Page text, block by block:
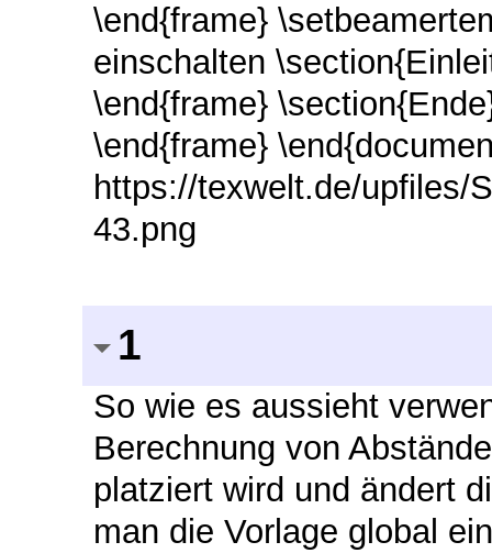
\end{frame}
einschalten
\end{frame}
\end{frame}
https://texwelt.de/upfiles/
43.png
1
So wie es aussieht
Berechnung von
platziert wird und ändert
man die Vorlage global